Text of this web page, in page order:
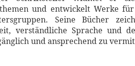
und entwickelt Werke
Seine Bücher
verständliche Sprache und
und ansprechend zu